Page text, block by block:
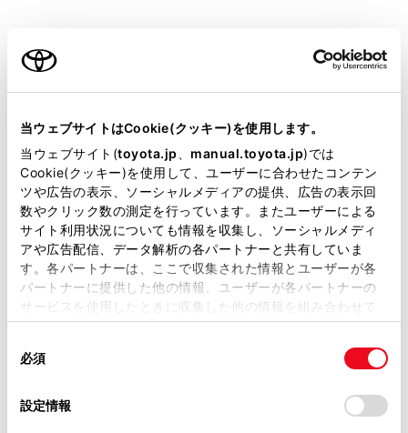
当ウェブサイトはCookie(クッキー)を使用します。
当ウェブサイト(toyota.jp manual.toyota.jp)では
Cookie(クッキー)を使用して、ユーザーに合わせたコンテン
ツや広告の表示、ソーシャルメディアの提供、広告の表示回
数やクリック数の測定を行っています。またユーザーによる
サイト利用状況についても情報を収集し、ソーシャルメディ
アや広告配信、データ解析の各パートナーと共有していま
す。各パートナーは、ここで収集された情報とユーザーが各
パートナーに提供した他の情報、ユーザーが各パートナーの
サービスを使用したときに収集した他の情報を組み合わせて
使用することがあります。当ウェブサイトの使用を続行する
デバイスにすべてのCookie(クッキー)が保存されることに同
意したことになります。Cookie(クッキー)のオプトアウト、
必須
設定情報
Toyota Safety Sense・Lexus Safety Systemのﾌﾟﾘｸﾗｯｼｭｾｰﾌﾃｨ
車線逸脱警報
クルーズコントロール
先進ライト
ドライブレコーダー